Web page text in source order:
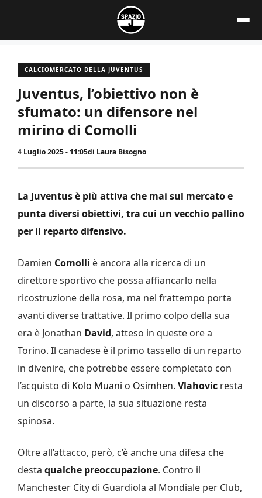
contenuto
CALCIOMERCATO DELLA JUVENTUS
Juventus, l’obiettivo non è
sfumato: un difensore nel
mirino di Comolli
4 Luglio 2025 - 11:05di Laura Bisogno
La Juventus è più attiva che mai sul mercato e
punta diversi obiettivi, tra cui un vecchio pallino
per il reparto difensivo.
Damien Comolli è ancora alla ricerca di un
direttore sportivo che possa affiancarlo nella
ricostruzione della rosa, ma nel frattempo porta
avanti diverse trattative. Il primo colpo della sua
era è Jonathan David, atteso in queste ore a
Torino. Il canadese è il primo tassello di un reparto
in divenire, che potrebbe essere completato con
l’acquisto di Kolo Muani o Osimhen. Vlahovic resta
un discorso a parte, la sua situazione resta
spinosa.
Oltre all’attacco, però, c’è anche una difesa che
desta qualche preoccupazione. Contro il
Manchester City di Guardiola al Mondiale per Club,